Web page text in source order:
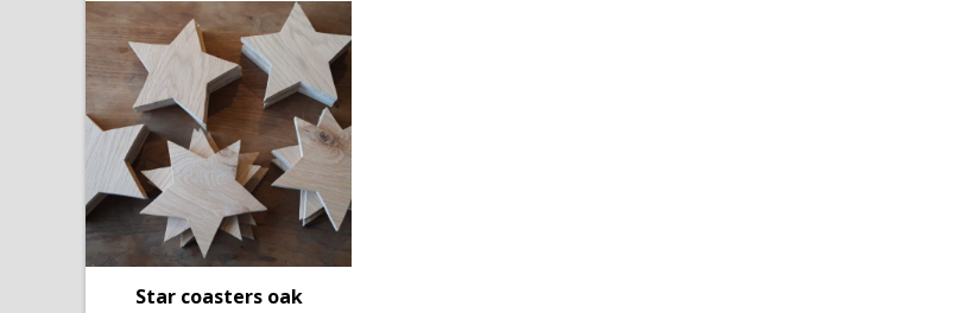
Star coasters oak